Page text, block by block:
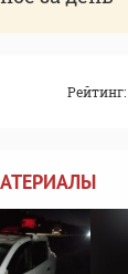
Рейтинг: